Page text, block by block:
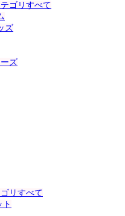
ゴリすべて
ズ
ズ
リすべて